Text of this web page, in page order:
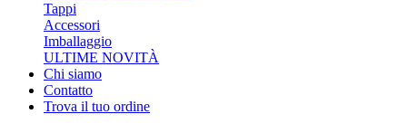
Tappi
Accessori
Imballaggio
ULTIME NOVITÀ
Chi siamo
Contatto
Trova il tuo ordine